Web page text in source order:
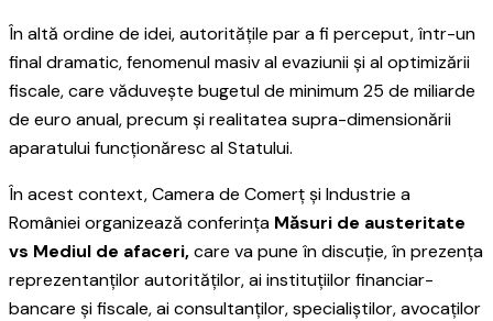
În altă ordine de idei, autoritățile par a fi perceput, într-un
final dramatic, fenomenul masiv al evaziunii și al optimizării
fiscale, care văduvește bugetul de minimum 25 de miliarde
de euro anual, precum și realitatea supra-dimensionării
aparatului funcționăresc al Statului.
În acest context, Camera de Comerț și Industrie a
României organizează conferința Măsuri de austeritate
vs Mediul de afaceri,care va pune în discuție, în prezența
reprezentanților autorităților, ai instituțiilor financiar-
bancare și fiscale, ai consultanților, specialiștilor, avocaților